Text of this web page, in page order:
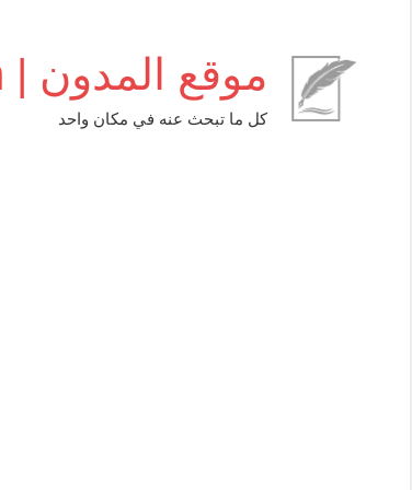
موقع المدون | almudwen.com
كل ما تبحث عنه في مكان واحد